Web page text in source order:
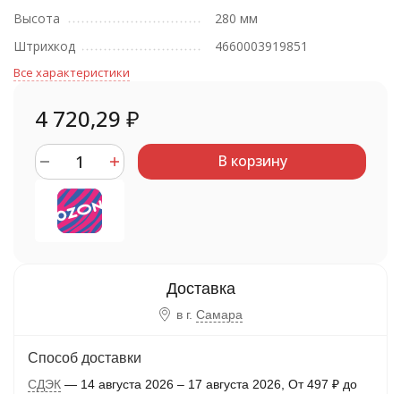
Высота
280 мм
Штрихкод
4660003919851
Все характеристики
4 720,29 ₽
В корзину
в г. Самара
Способ доставки
СДЭК 14 августа 2026 – 17 августа 2026 От 497 ₽ до